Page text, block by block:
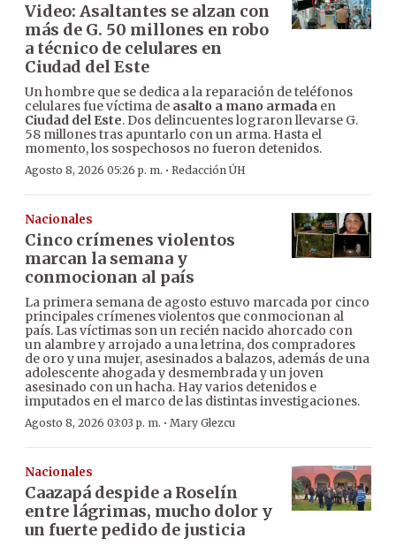
Video: Asaltantes se alzan con
más de G. 50 millones en robo
a técnico de celulares en
Ciudad del Este
Un hombre que se dedica a la reparación de teléfonos
celulares fue víctima de asalto a mano armada en
Ciudad del Este. Dos delincuentes lograron llevarse G.
58 millones tras apuntarlo con un arma. Hasta el
momento, los sospechosos no fueron detenidos.
Agosto 8, 2026 05:26 p. m. · Redacción ÚH
Nacionales
Cinco crímenes violentos
marcan la semana y
conmocionan al país
La primera semana de agosto estuvo marcada por cinco
principales crímenes violentos que conmocionan al
país. Las víctimas son un recién nacido ahorcado con
un alambre y arrojado a una letrina, dos compradores
de oro y una mujer, asesinados a balazos, además de una
adolescente ahogada y desmembrada y un joven
asesinado con un hacha. Hay varios detenidos e
imputados en el marco de las distintas investigaciones.
Agosto 8, 2026 03:03 p. m. · Mary Glezcu
Nacionales
Caazapá despide a Roselín
entre lágrimas, mucho dolor y
un fuerte pedido de justicia